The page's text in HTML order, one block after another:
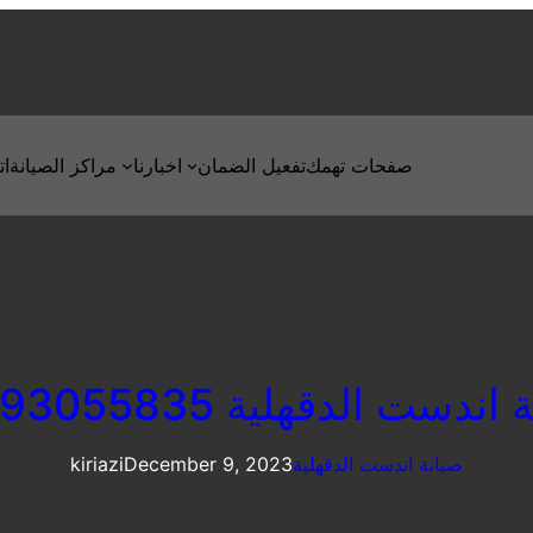
مراكز الصيانة اخبارنا تفعيل الضمانصفحات تهمك
الدقهلية 01093055835
kiriaziDecember 9, 2023صيانة اندست الدقهلية